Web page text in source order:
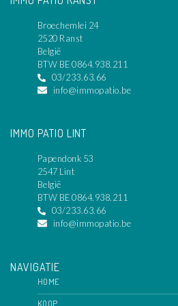
Broechemlei 24
2520 Ranst
België
BTW BE 0864.938.211
03/233.63.66
info@immopatio.be
IMMO PATIO LINT
Papendonk 53
2547 Lint
België
BTW BE 0864.938.211
03/233.63.66
info@immopatio.be
NAVIGATIE
HOME
KOOP